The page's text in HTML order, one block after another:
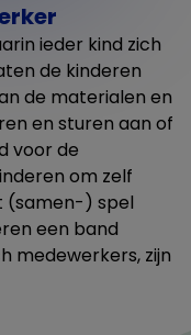
ieder kind zich
de kinderen
de materialen en
en sturen aan of
voor de
om zelf
(samen-) spel
een band
medewerkers, zijn